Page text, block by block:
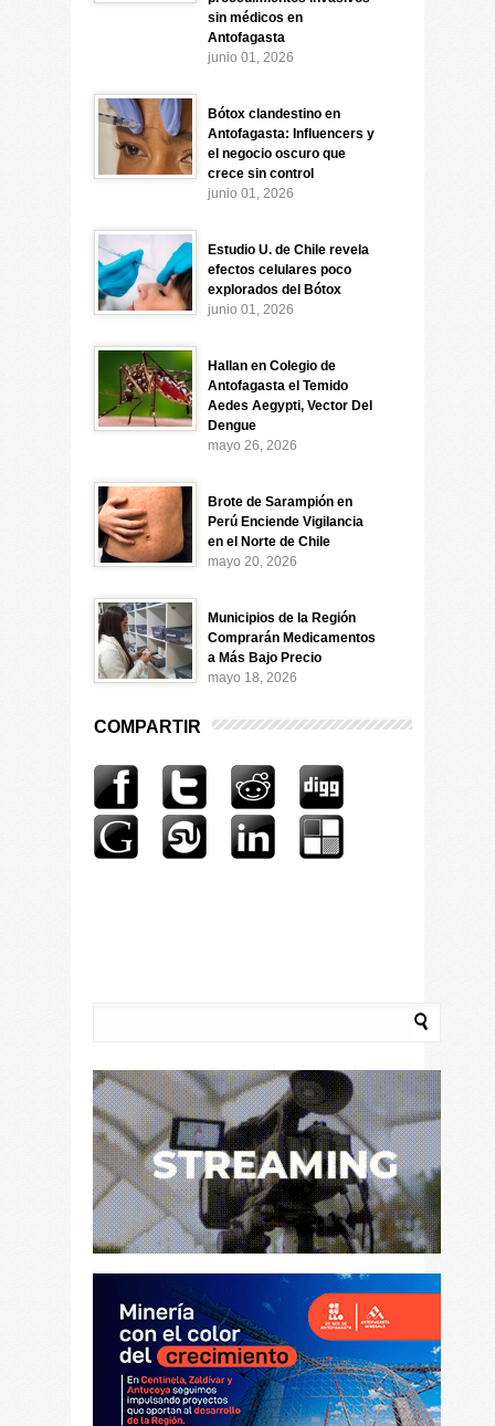
sin médicos en
Antofagasta
junio 01, 2026
Bótox clandestino en
Antofagasta: Influencers y
el negocio oscuro que
crece sin control
junio 01, 2026
Estudio U. de Chile revela
efectos celulares poco
explorados del Bótox
junio 01, 2026
Hallan en Colegio de
Antofagasta el Temido
Aedes Aegypti, Vector Del
Dengue
mayo 26, 2026
Brote de Sarampión en
Perú Enciende Vigilancia
en el Norte de Chile
mayo 20, 2026
Municipios de la Región
Comprarán Medicamentos
a Más Bajo Precio
mayo 18, 2026
COMPARTIR